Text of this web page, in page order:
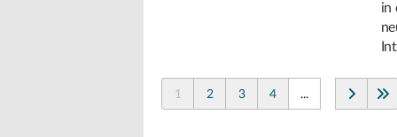
in
1 2 3 4 ...